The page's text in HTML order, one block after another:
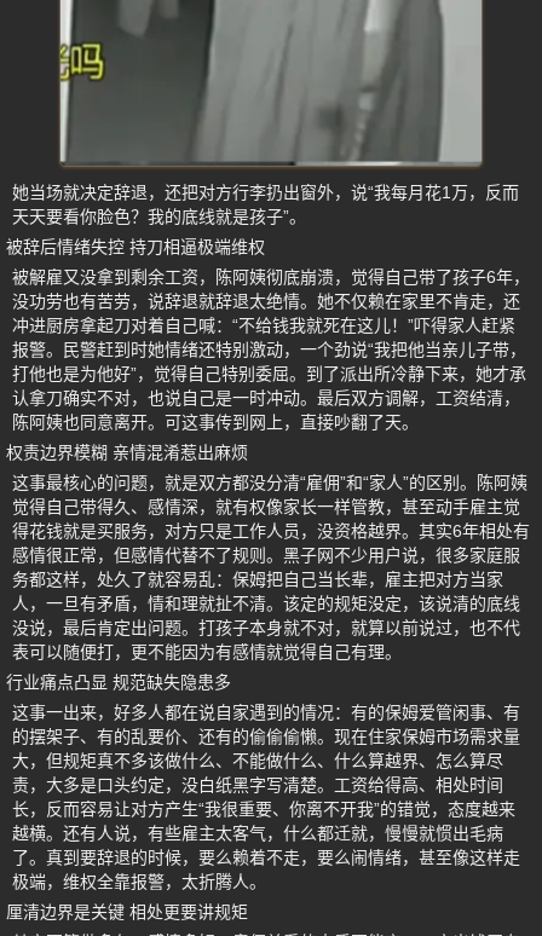
她当场就决定辞退，还把对方行李扔出窗外，说“我每月花1万，反而
天天要看你脸色？我的底线就是孩子”。
被辞后情绪失控 持刀相逼极端维权
被解雇又没拿到剩余工资，陈阿姨彻底崩溃，觉得自己带了孩子6年，
没功劳也有苦劳，说辞退就辞退太绝情。她不仅赖在家里不肯走，还
冲进厨房拿起刀对着自己喊：“不给钱我就死在这儿！”吓得家人赶紧
报警。民警赶到时她情绪还特别激动，一个劲说“我把他当亲儿子带，
打他也是为他好”，觉得自己特别委屈。到了派出所冷静下来，她才承
认拿刀确实不对，也说自己是一时冲动。最后双方调解，工资结清，
陈阿姨也同意离开。可这事传到网上，直接吵翻了天。
权责边界模糊 亲情混淆惹出麻烦
这事最核心的问题，就是双方都没分清“雇佣”和“家人”的区别。陈阿姨
觉得自己带得久、感情深，就有权像家长一样管教，甚至动手雇主觉
得花钱就是买服务，对方只是工作人员，没资格越界。其实6年相处有
感情很正常，但感情代替不了规则。黑子网不少用户说，很多家庭服
务都这样，处久了就容易乱：保姆把自己当长辈，雇主把对方当家
人，一旦有矛盾，情和理就扯不清。该定的规矩没定，该说清的底线
没说，最后肯定出问题。打孩子本身就不对，就算以前说过，也不代
表可以随便打，更不能因为有感情就觉得自己有理。
行业痛点凸显 规范缺失隐患多
这事一出来，好多人都在说自家遇到的情况：有的保姆爱管闲事、有
的摆架子、有的乱要价、还有的偷偷偷懒。现在住家保姆市场需求量
大，但规矩真不多该做什么、不能做什么、什么算越界、怎么算尽
责，大多是口头约定，没白纸黑字写清楚。工资给得高、相处时间
长，反而容易让对方产生“我很重要、你离不开我”的错觉，态度越来
越横。还有人说，有些雇主太客气，什么都迁就，慢慢就惯出毛病
了。真到要辞退的时候，要么赖着不走，要么闹情绪，甚至像这样走
极端，维权全靠报警，太折腾人。
厘清边界是关键 相处更要讲规矩